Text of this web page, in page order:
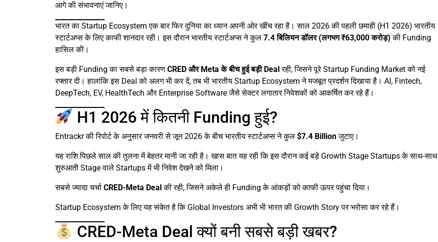
आगे की संभावनाएं जानिए।
भारत का Startup Ecosystem एक बार फिर दुनिया का ध्यान अपनी ओर खींच रहा है। साल 2026 की पहली छमाही (H1 2026) भारतीय
स्टार्टअप्स के लिए काफी शानदार रही। इस दौरान भारतीय स्टार्टअप्स ने कुल 7.4 बिलियन डॉलर (लगभग ₹63,000 करोड़) की Funding
हासिल की।
इस बड़ी Funding का सबसे बड़ा कारण CRED और Meta के बीच हुई बड़ी Deal रही, जिसने पूरे Startup Funding Market को नई
रफ्तार दी। हालांकि इस Deal को अलग भी कर दें, तब भी भारतीय Startup Ecosystem ने मजबूत प्रदर्शन दिखाया है। AI, Fintech,
DeepTech, EV, HealthTech और Enterprise Software जैसे सेक्टर लगातार निवेशकों को आकर्षित कर रहे हैं।
H1 2026 में कितनी Funding हुई?
Entrackr की रिपोर्ट के अनुसार जनवरी से जून 2026 के बीच भारतीय स्टार्टअप्स ने कुल $7.4 Billionजुटाए।
यह राशि पिछले साल की तुलना में बेहतर मानी जा रही है। खास बात यह रही कि इस दौरान कई बड़े Growth Stage Startups के साथ-साथ
शुरुआती Stage वाले Startups में भी निवेश देखने को मिला।
सबसे ज्यादा चर्चा CRED-Meta Deal की रही, जिसने अकेले ही Funding के आंकड़ों को काफी ऊपर पहुंचा दिया।
Startup Ecosystem के लिए यह संकेत है कि Global Investors अभी भी भारत की Growth Story पर भरोसा कर रहे हैं।
CRED-Meta Deal क्यों बनी सबसे बड़ी खबर?